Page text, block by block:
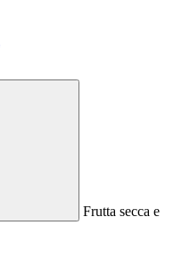
Frutta secca e